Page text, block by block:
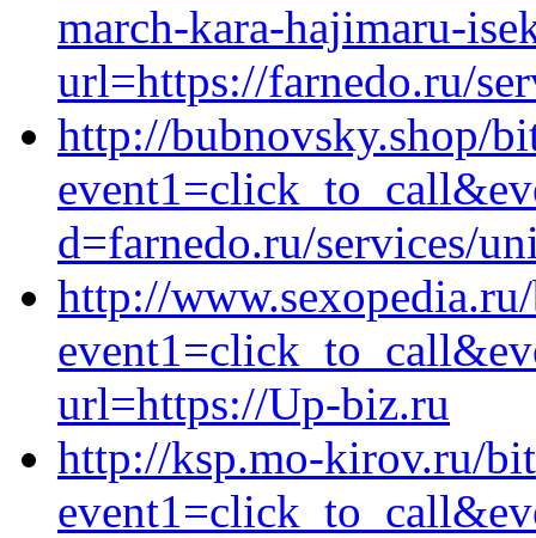
march-kara-hajimaru-
url=https://farnedo.ru/
http://bubnovsky.shop/
d=farnedo.ru/services/
http://
url=https://Up-biz.ru
http://ksp.mo-kirov.ru/